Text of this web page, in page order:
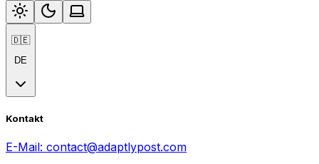
🇩🇪
DE
Kontakt
E-Mail: contact@adaptlypost.com